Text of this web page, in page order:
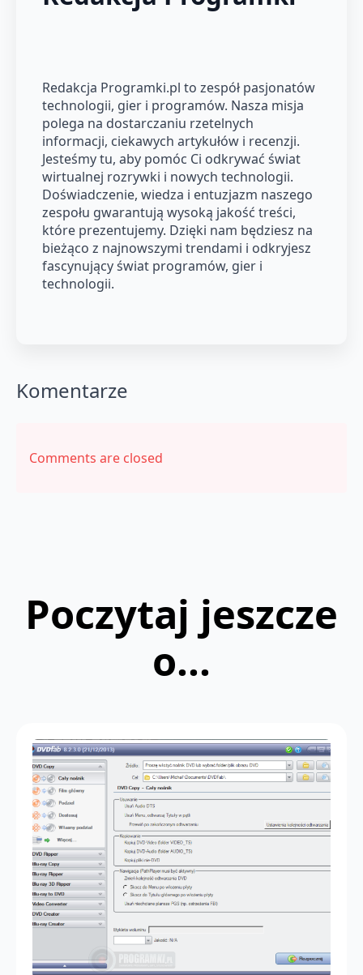
Redakcja Programki.pl to zespół pasjonatów
technologii, gier i programów. Nasza misja
polega na dostarczaniu rzetelnych
informacji, ciekawych artykułów i recenzji.
Jesteśmy tu, aby pomóc Ci odkrywać świat
wirtualnej rozrywki i nowych technologii.
Doświadczenie, wiedza i entuzjazm naszego
zespołu gwarantują wysoką jakość treści,
które prezentujemy. Dzięki nam będziesz na
bieżąco z najnowszymi trendami i odkryjesz
fascynujący świat programów, gier i
technologii.
Komentarze
Comments are closed
Poczytaj jeszcze
o...